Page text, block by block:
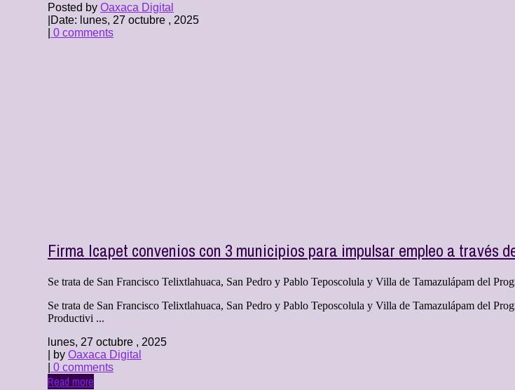
Posted by Oaxaca Digital
Date: lunes, 27 octubre , 2025
0 comments
Firma Icapet convenios con 3 municipios para impulsar empleo a través
Se trata de San Francisco Telixtlahuaca, San Pedro y Pablo Teposcolula y Villa de Tamazulápam del
Se trata de San Francisco Telixtlahuaca, San Pedro y Pablo Teposcolula y Villa de Tamazulápam del
Productivi ...
lunes, 27 octubre , 2025
| by Oaxaca Digital
0 comments
Read more